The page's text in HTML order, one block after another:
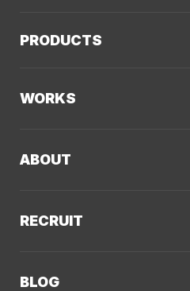
Web制作
デザイン・ブランディン
システム開発・DX支援
Webサイト制作に関する
PRODUCTS
LLMO／AIO／GEO診断
WORKS
ABOUT
RECRUIT
BLOG